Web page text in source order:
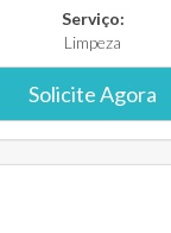
Serviço:
Limpeza
Solicite Agora